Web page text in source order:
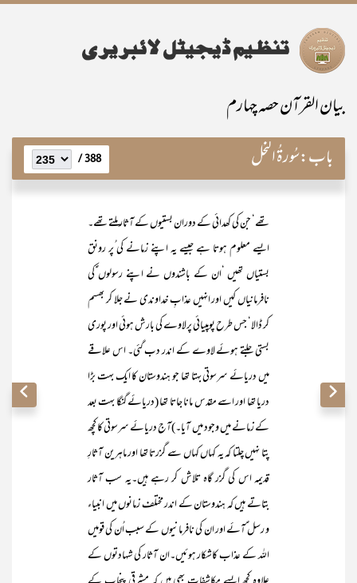
بیان القرآن حصہ چہارم
باب:سُورۃُ النَّحْل 388 /
تھے‘ جن کی کھدائی کے دوران بستیوں کے آثار ملتے تھے۔
ایسے معلوم ہوتا ہے جیسے یہ اپنے زمانے کی ُپر رونق
بستیاں تھیں ‘ان کے باشندوں نے اپنے رسولوں ؑکی
نافرمانیاں کیں اور انہیں عذابِ خداوندی نے جلا کر بھسم
کر ڈالا‘ جس طرح پومپیائی پرلاوے کی بارش ہوئی اور پوری
بستی جلتے ہوئے لاوے کے اندر دب گئی۔ اس علاقے
میں دریائے سرسوتی بہتا تھا جو ہندوستان کا ایک بہت بڑا
دریا تھا اور اسے مقدس مانا جاتا تھا (دریائے گنگا بہت بعد
کے زمانے میں وجود میں آیا۔)آج دریائے سرسوتی کا کچھ
پتا نہیں چلتا کہ یہ کہاں کہاں سے گزرتا تھا اور ماہرین آثارِ
قدیمہ اس کی گزر گاہ تلاش کر رہے ہیں۔یہ سب آثار
بتاتے ہیں کہ ہندوستان کے اندر مختلف زمانوں میں انبیاء
و رسل ؑآئے اور ان کی نافرمانیوں کے سبب اُن کی قومیں
اللہ کے عذاب کاشکار ہوئیں۔ان آثار کی شہادتوں کے